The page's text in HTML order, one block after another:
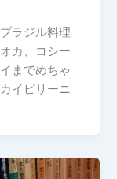
ラジル料理
カ、コシー
までめちゃ
イピリーニ